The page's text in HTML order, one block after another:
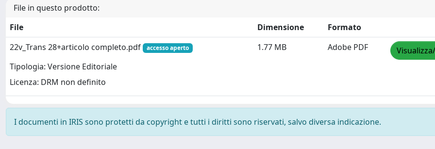
File in questo prodotto:
File
Dimensione
Formato
22v_Trans 28+articolo completo.pdf
accesso aperto
Tipologia: Versione Editoriale
Licenza: DRM non definito
1.77 MB Adobe PDF
I documenti in IRIS sono protetti da copyright e tutti i diritti sono riservati, salvo diversa indicazione.